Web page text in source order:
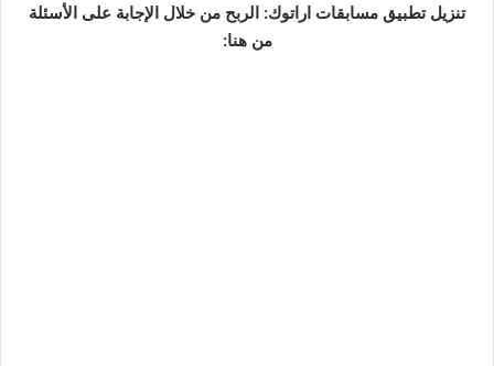
تنزيل تطبيق مسابقات اراتوك: الربح من خلال الإجابة على الأسئلة
من هنا: